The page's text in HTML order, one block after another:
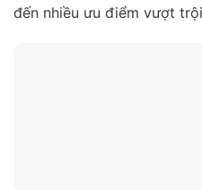
đến nhiều ưu điểm vượt